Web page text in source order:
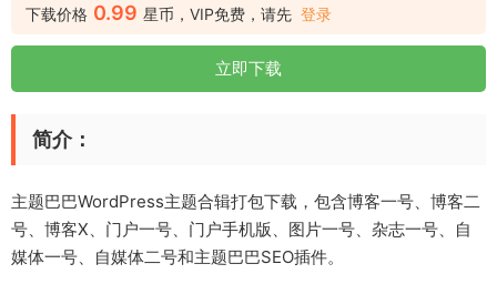
下载价格 0.99 星币，VIP免费，请先 登录
立即下载
简介：
主题巴巴WordPress主题合辑打包下载，包含博客一号、博客二
号、博客X、门户一号、门户手机版、图片一号、杂志一号、自
媒体一号、自媒体二号和主题巴巴SEO插件。